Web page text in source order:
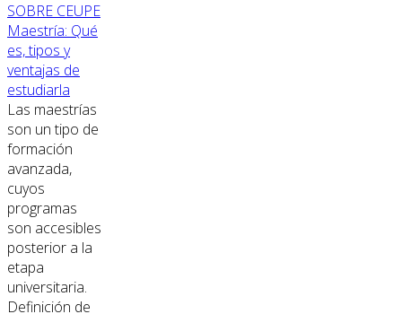
SOBRE CEUPE
Maestría: Qué
es, tipos y
ventajas de
estudiarla
Las maestrías
son un tipo de
formación
avanzada,
cuyos
programas
son accesibles
posterior a la
etapa
universitaria.
Definición de